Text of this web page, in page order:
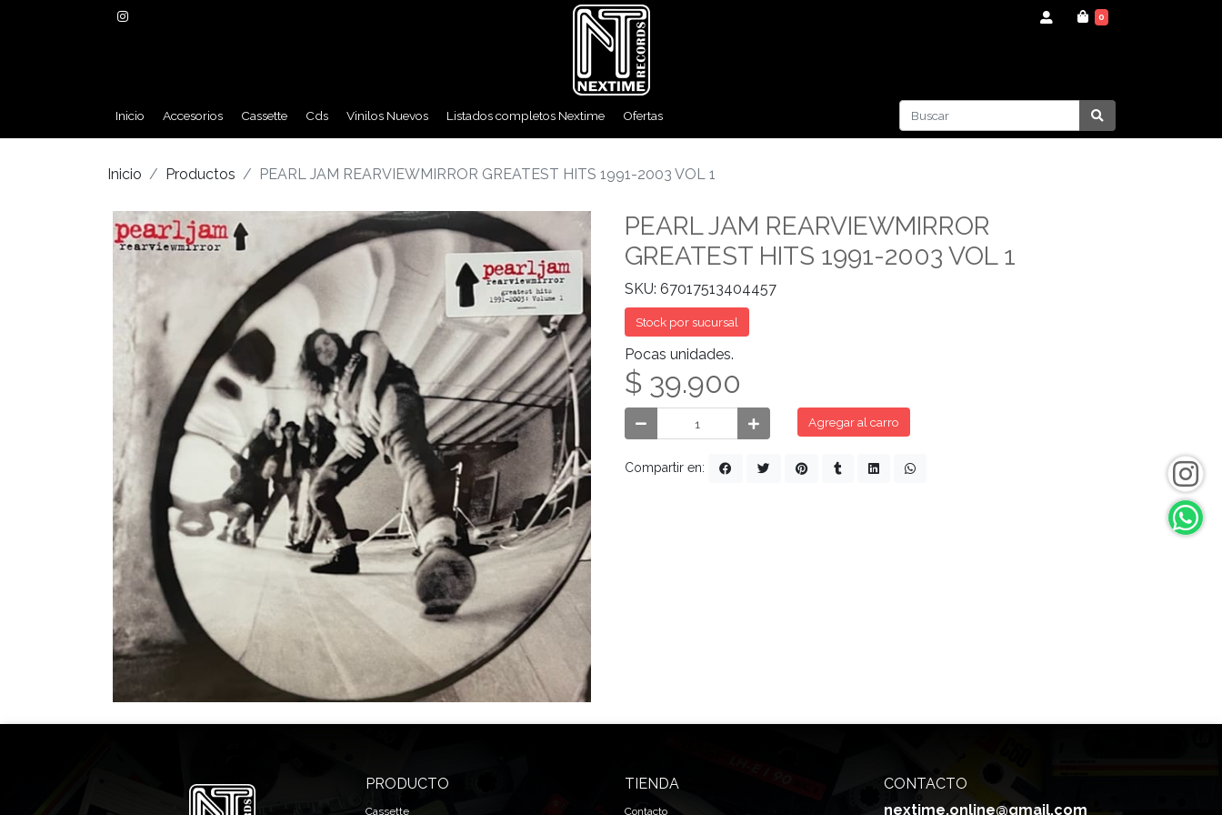
0
Inicio Accesorios Cassette Cds Vinilos Nuevos Listados completos Nextime Ofertas
Inicio Productos PEARL JAM REARVIEWMIRROR GREATEST HITS 1991-2003 VOL 1
PEARL JAM REARVIEWMIRROR
GREATEST HITS 1991-2003 VOL 1
SKU: 67017513404457
Stock por sucursal
Pocas unidades.
$ 39.900
Agregar al carro
Compartir en:
PRODUCTO
Cassette
TIENDA
Contacto
CONTACTO
nextime.online@gmail.com